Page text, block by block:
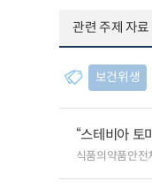
관련 주제 자료
보건위생
“스테비아 토
식품의약품안전